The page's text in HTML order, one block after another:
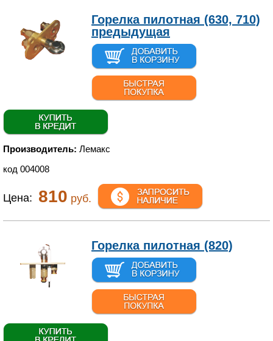
Горелка пилотная (630, 710)
предыдущая
Производитель: Лемакс
код 004008
Цена: 810 руб.
Горелка пилотная (820)